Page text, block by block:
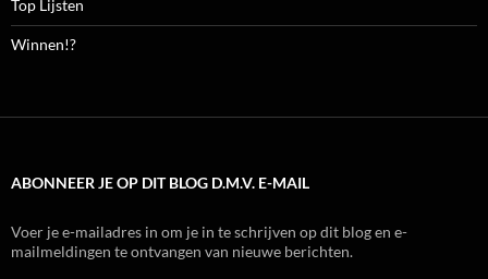
Top Lijsten
Winnen!?
ABONNEER JE OP DIT BLOG D.M.V. E-MAIL
Voer je e-mailadres in om je in te schrijven op dit blog en e-
mailmeldingen te ontvangen van nieuwe berichten.